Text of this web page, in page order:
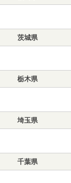
茨城県
栃木県
埼玉県
千葉県